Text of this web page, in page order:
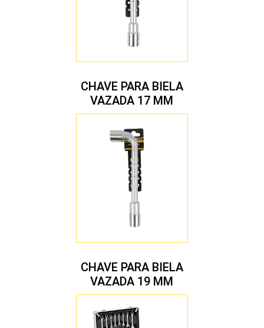
CHAVE PARA BIELA
VAZADA 17 MM
CHAVE PARA BIELA
VAZADA 19 MM